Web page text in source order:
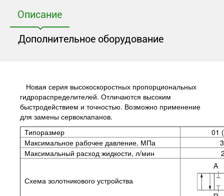
Описание
Дополнительное оборудование
Новая серия высокоскоростных пропорциональных
гидрораспределителей. Отличаются высоким
быстродействием и точностью. Возможно применение
для замены сервоклапанов.
Типоразмер
01
Максимальное рабочее давление, МПа
Максимальный расход жидкости, л/мин
Схема золотникового устройства